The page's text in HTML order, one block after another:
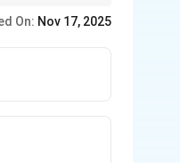
On: Nov 17, 2025